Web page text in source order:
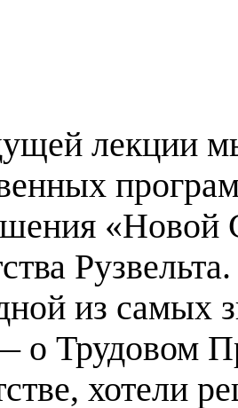
лекции
«Новой
из самых
о Трудовом
хотели